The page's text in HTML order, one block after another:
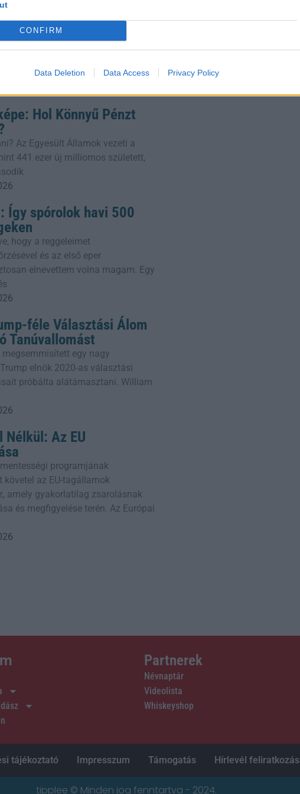
CONFIRM
Data Deletion Data Access Privacy Policy
a drága címkék
vesznek avokádóolajos
szerint az esetek 89%-ában nem
Kaliforniai Egyetem szakértői
Hol Könnyű Pénzt
Az Egyesült Államok vezeti a
441 ezer új milliomos született,
Így spórolok havi 500
hogy a reggeleimet
és az első eper
elnevettem volna magam. Egy
féle Választási Álom
Tanúvallomást
megsemmisített egy nagy
elnök 2020-as választási
próbálta alátámasztani. William
Az EU
programjának
az EU-tagállamok
amely gyakorlatilag zsarolásnak
és megfigyelése terén. Az Európai
Partnerek
Névnaptár
Videolista
Whiskeyshop
tájékoztató Impresszum Támogatás Hírlevél feliratkozás
tipplee © Minden jog fenntartva - 2024.